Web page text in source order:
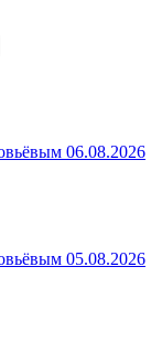
06.08.2026
05.08.2026